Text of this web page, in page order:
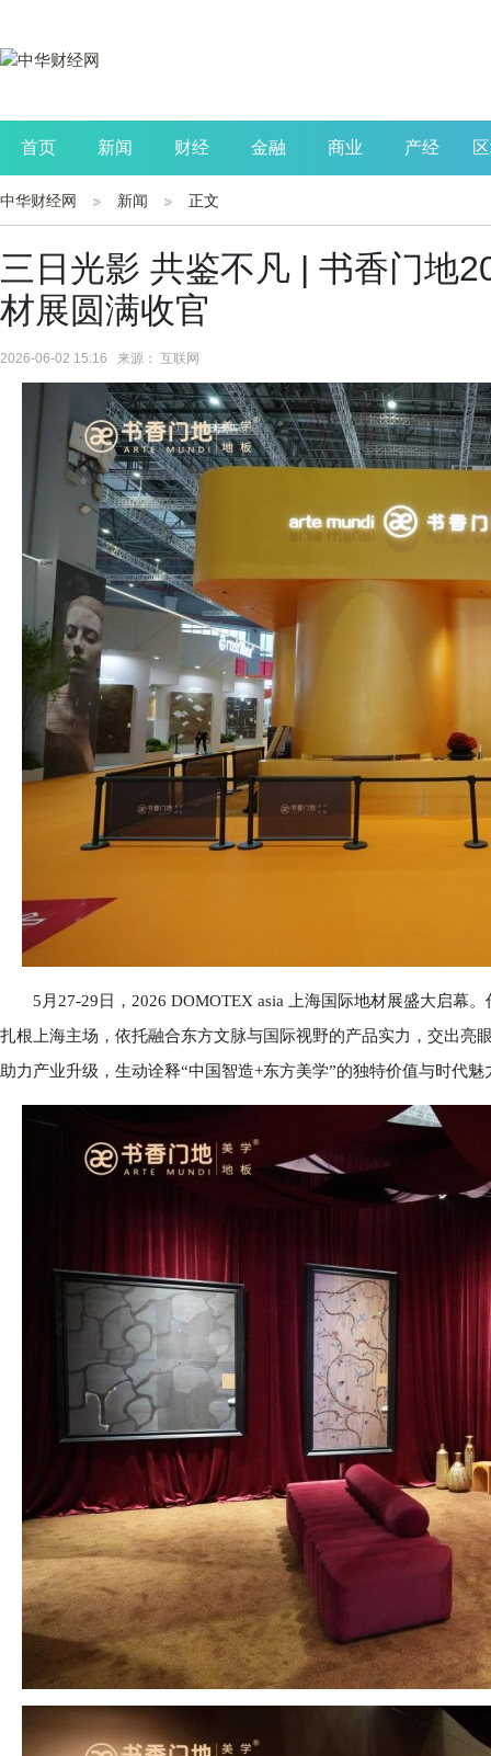
首页 新闻 财经 金融 商业 产经
公司 生活 读书
中华财经网 新闻 正文
三日光影 共鉴不凡 | 书香门地
材展圆满收官
2026-06-02 15:16 来源： 互联网
5月27-29日，2026 DOMOTEX asia 上海国际地材展盛大启幕
扎根上海主场，依托融合东方文脉与国际视野的产品实力，交出亮
助力产业升级，生动诠释“中国智造+东方美学”的独特价值与时代魅